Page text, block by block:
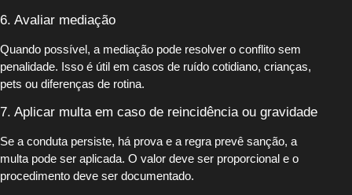
6. Avaliar mediação
Quando possível, a mediação pode resolver o conflito sem
penalidade. Isso é útil em casos de ruído cotidiano, crianças,
pets ou diferenças de rotina.
7. Aplicar multa em caso de reincidência ou gravidade
Se a conduta persiste, há prova e a regra prevê sanção, a
multa pode ser aplicada. O valor deve ser proporcional e o
procedimento deve ser documentado.